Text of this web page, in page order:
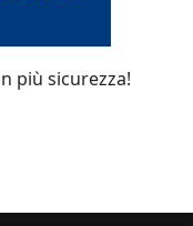
più sicurezza!